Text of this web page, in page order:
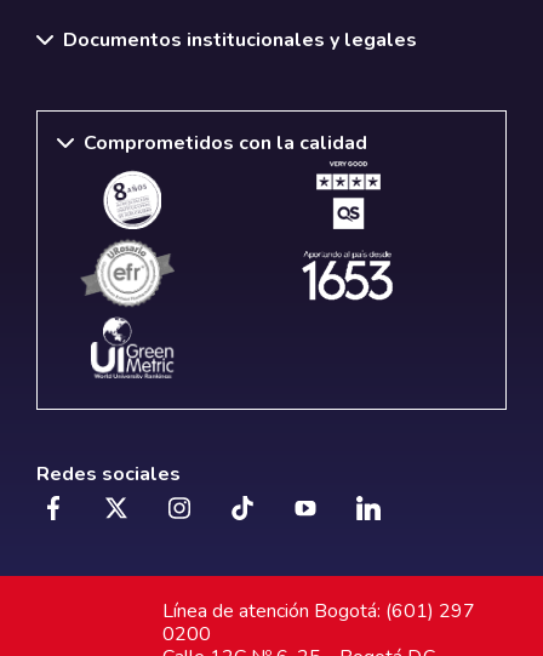
Documentos institucionales y legales
Comprometidos con la calidad
Redes sociales
Línea de atención Bogotá: (601) 297
0200